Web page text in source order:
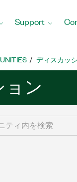
Support
ディスカッ
ョン